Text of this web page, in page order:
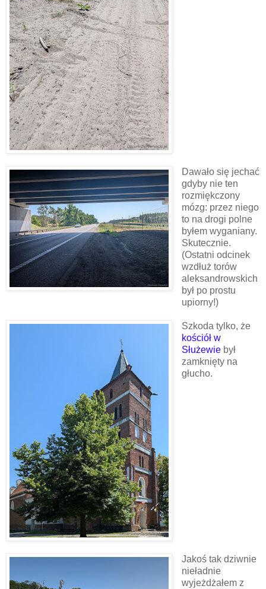
Dawało się jechać
gdyby nie ten
rozmiękczony
mózg: przez niego
to na drogi polne
byłem wyganiany.
Skutecznie.
(Ostatni odcinek
wzdłuż torów
aleksandrowskich
był po prostu
upiorny!)
Szkoda tylko, że
kościół w
Służewie był
zamknięty na
głucho.
Jakoś tak dziwnie
nieładnie
wyjeżdżałem z